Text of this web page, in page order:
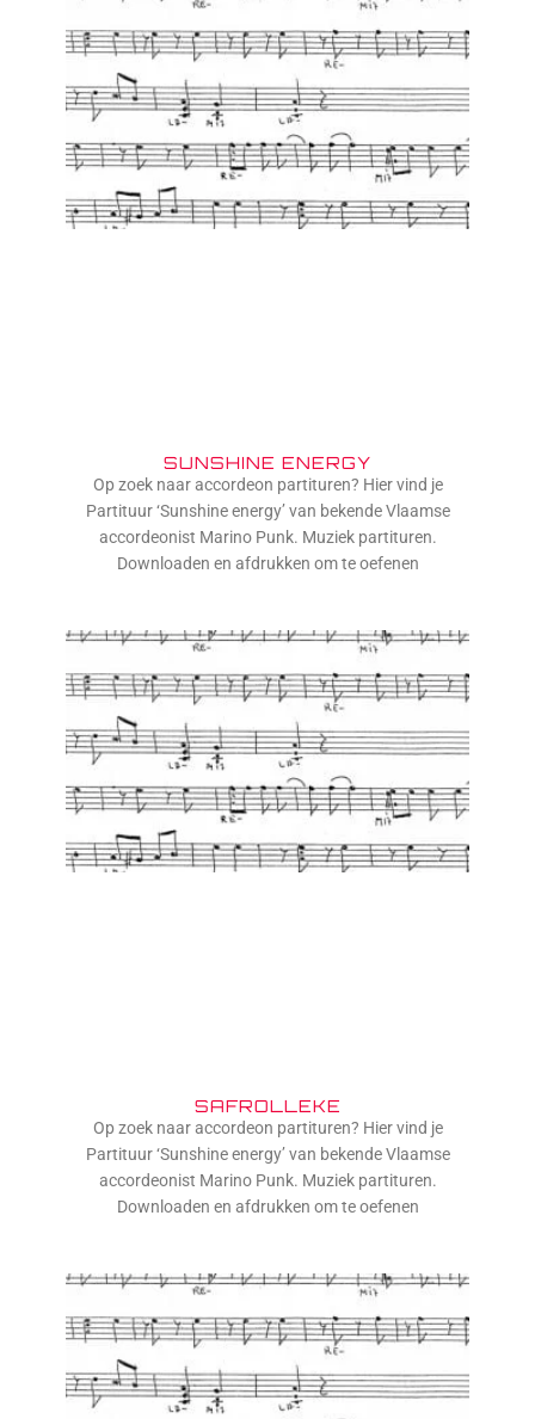
SUNSHINE ENERGY
Op zoek naar accordeon partituren? Hier vind je
Partituur ‘Sunshine energy’ van bekende Vlaamse
accordeonist Marino Punk. Muziek partituren.
Downloaden en afdrukken om te oefenen
SAFROLLEKE
Op zoek naar accordeon partituren? Hier vind je
Partituur ‘Sunshine energy’ van bekende Vlaamse
accordeonist Marino Punk. Muziek partituren.
Downloaden en afdrukken om te oefenen